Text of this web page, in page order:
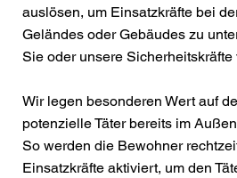
auslösen, um Einsatzkräfte bei
Geländes oder Gebäudes zu
Sie oder unsere Sicherheitskräfte
Wir legen besonderen Wert auf
potenzielle Täter bereits im
So werden die Bewohner
Einsatzkräfte aktiviert, um den